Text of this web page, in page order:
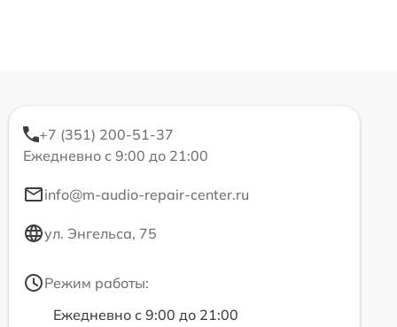
+7 (351) 200-51-37
Ежедневно с 9:00 до 21:00
info@m-audio-repair-center.ru
ул. Энгельса, 75
Режим работы:
Ежедневно с 9:00 до 21:00